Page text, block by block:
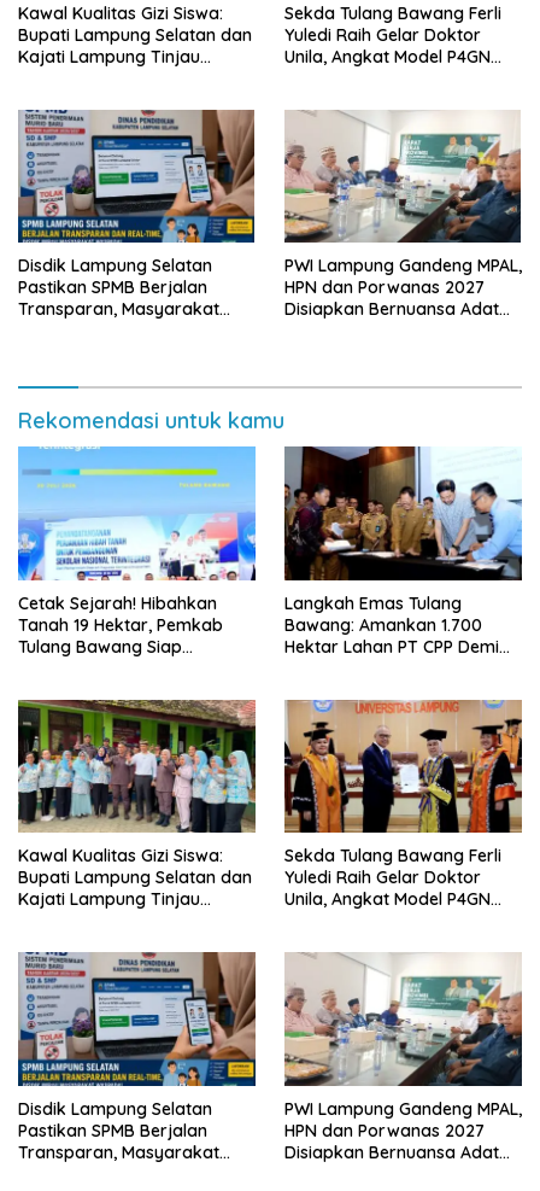
Kawal Kualitas Gizi Siswa:
Bupati Lampung Selatan dan
Kajati Lampung Tinjau
Sekda Tulang Bawang Ferli
Yuledi Raih Gelar Doktor
Unila, Angkat Model P4GN
Disdik Lampung Selatan
Pastikan SPMB Berjalan
Transparan, Masyarakat
PWI Lampung Gandeng MPAL,
HPN dan Porwanas 2027
Disiapkan Bernuansa Adat
Rekomendasi untuk kamu
Cetak Sejarah! Hibahkan
Tanah 19 Hektar, Pemkab
Tulang Bawang Siap
Lampung
Langkah Emas Tulang
Bawang: Amankan 1.700
Hektar Lahan PT CPP Demi
Kawal Kualitas Gizi Siswa:
Bupati Lampung Selatan dan
Kajati Lampung Tinjau
Sekda Tulang Bawang Ferli
Yuledi Raih Gelar Doktor
Unila, Angkat Model P4GN
Disdik Lampung Selatan
Pastikan SPMB Berjalan
Transparan, Masyarakat
PWI Lampung Gandeng MPAL,
HPN dan Porwanas 2027
Disiapkan Bernuansa Adat